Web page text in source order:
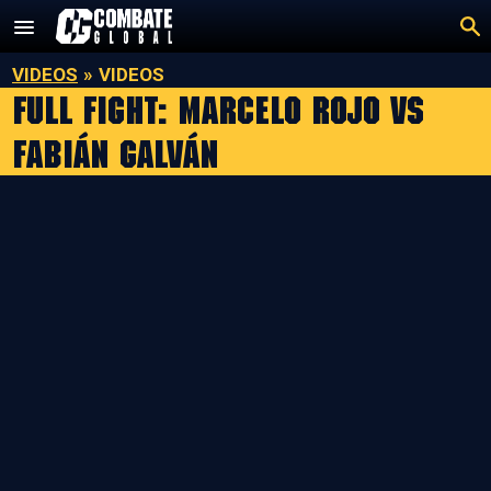
contenido
VIDEOS » VIDEOS
Full Fight: Marcelo Rojo vs
Fabián Galván